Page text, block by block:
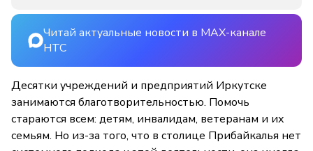
Читай актуальные новости в MAX-канале
НТС
Десятки учреждений и предприятий Иркутске
занимаются благотворительностью. Помочь
стараются всем: детям, инвалидам, ветеранам и их
семьям. Но из-за того, что в столице Прибайкалья нет